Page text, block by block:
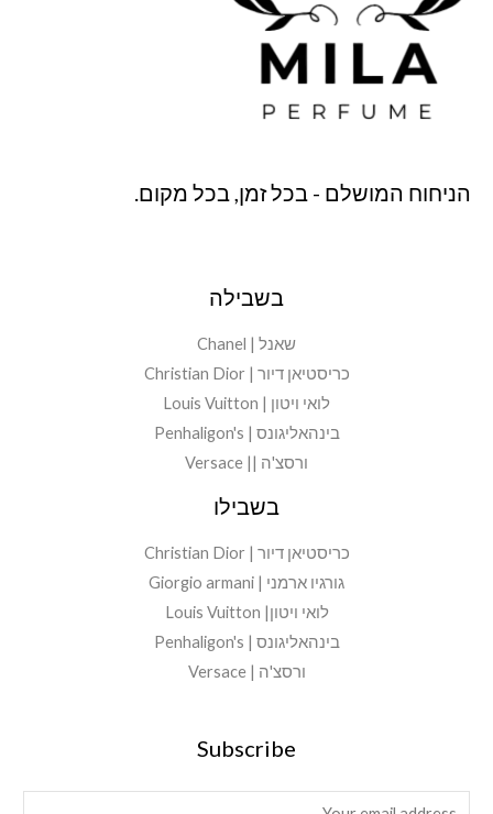
הניחוח המושלם - בכל זמן, בכל מקום.
בשבילה
שאנל | Chanel
כריסטיאן דיור | Christian Dior
לואי ויטון | Louis Vuitton
בינהאליגונס | Penhaligon's
ורסצ'ה || Versace
בשבילו
כריסטיאן דיור | Christian Dior
גורגיו ארמני | Giorgio armani
לואי ויטון| Louis Vuitton
בינהאליגונס | Penhaligon's
ורסצ'ה | Versace
Subscribe